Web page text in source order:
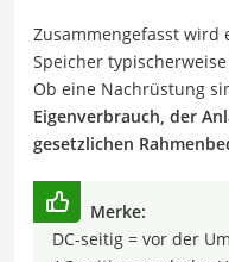
Zusammengefasst
Speicher
Ob eine Nachrüstung
Eigenverbrauch, der
gesetzlichen
Merke:
DC-seitig = vor der